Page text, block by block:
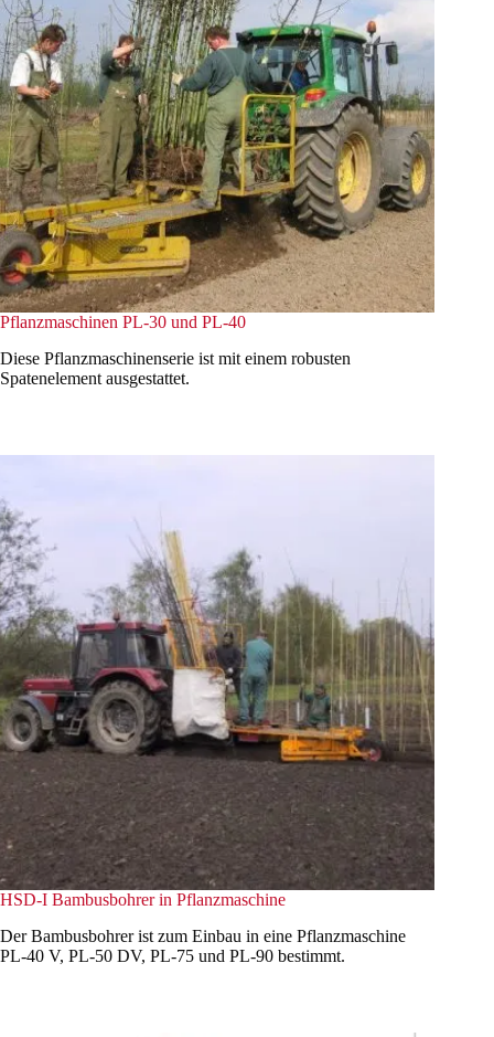
Pflanzmaschinen PL-30 und PL-40
Diese Pflanzmaschinenserie ist mit einem robusten
Spatenelement ausgestattet.
HSD-I Bambusbohrer in Pflanzmaschine
Der Bambusbohrer ist zum Einbau in eine Pflanzmaschine
PL-40 V, PL-50 DV, PL-75 und PL-90 bestimmt.